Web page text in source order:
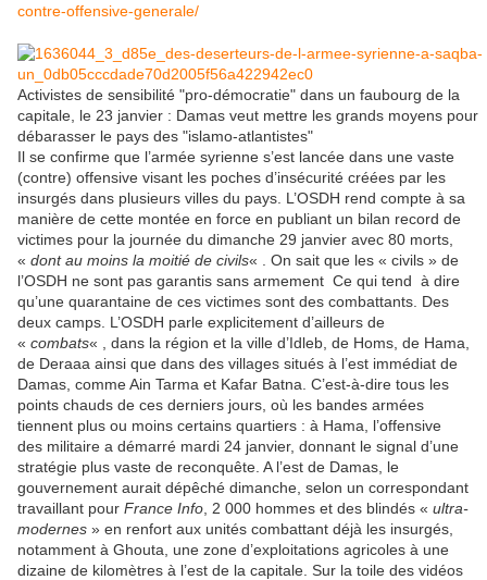
contre-offensive-generale/
Activistes de sensibilité "pro-démocratie" dans un faubourg de la
capitale, le 23 janvier : Damas veut mettre les grands moyens pour
débarasser le pays des "islamo-atlantistes"
Il se confirme que l’armée syrienne s’est lancée dans une vaste
(contre) offensive visant les poches d’insécurité créées par les
insurgés dans plusieurs villes du pays. L’OSDH rend compte à sa
manière de cette montée en force en publiant un bilan record de
victimes pour la journée du dimanche 29 janvier avec 80 morts,
« dont au moins la moitié de civils« . On sait que les « civils » de
l’OSDH ne sont pas garantis sans armement Ce qui tend à dire
qu’une quarantaine de ces victimes sont des combattants. Des
deux camps. L’OSDH parle explicitement d’ailleurs de
« combats« , dans la région et la ville d’Idleb, de Homs, de Hama,
de Deraaa ainsi que dans des villages situés à l’est immédiat de
Damas, comme Ain Tarma et Kafar Batna. C’est-à-dire tous les
points chauds de ces derniers jours, où les bandes armées
tiennent plus ou moins certains quartiers : à Hama, l’offensive
des militaire a démarré mardi 24 janvier, donnant le signal d’une
stratégie plus vaste de reconquête. A l’est de Damas, le
gouvernement aurait dépêché dimanche, selon un correspondant
travaillant pour France Info , 2 000 hommes et des blindés « ultra-
modernes » en renfort aux unités combattant déjà les insurgés,
notamment à Ghouta, une zone d’exploitations agricoles à une
dizaine de kilomètres à l’est de la capitale. Sur la toile des vidéos